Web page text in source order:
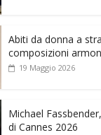
Abiti da donna a
composizioni
19 Maggio 2026
Michael
di Cannes 2026